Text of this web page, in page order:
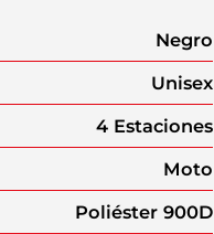
Negro
Unisex
4 Estaciones
Moto
Poliéster 900D